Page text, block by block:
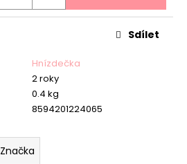
Hnízdečka
2 roky
0.4 kg
8594201224065
Sdílet
Značka